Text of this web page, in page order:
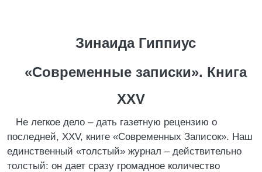
Зинаида Гиппиус
«Современные записки». Книга
XXV
Не легкое дело – дать газетную рецензию о
последней, XXV, книге «Современных Записок». Наш
единственный «толстый» журнал – действительно
толстый: он дает сразу громадное количество